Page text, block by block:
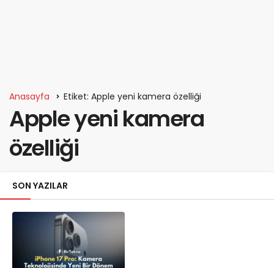
Anasayfa Etiket: Apple yeni kamera özelliği
Apple yeni kamera
özelliği
SON YAZILAR